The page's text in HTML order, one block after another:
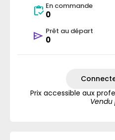
En commande
0
Prêt au départ
0
Prix accessible aux
Vendu